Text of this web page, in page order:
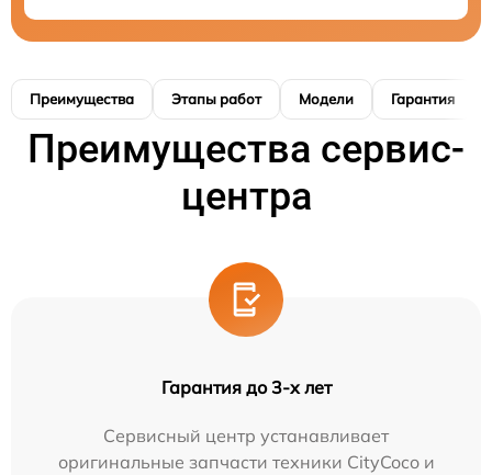
Преимущества Этапы работ Модели Гарантия
Преимущества сервис-
центра
Гарантия до 3-х лет
Сервисный центр устанавливает
оригинальные запчасти техники CityCoco и